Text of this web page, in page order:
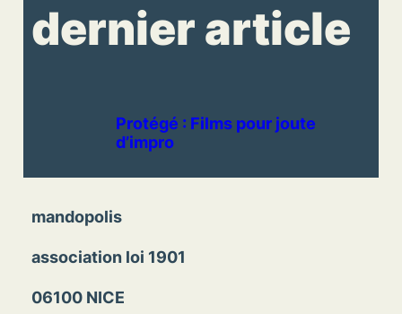
dernier article
Protégé : Films pour joute
d’impro
mandopolis
association loi 1901
06100 NICE